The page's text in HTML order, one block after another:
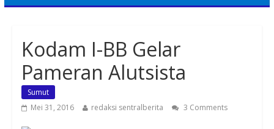
Kodam I-BB Gelar
Pameran Alutsista
Sumut
Mei 31, 2016
redaksi sentralberita 3 Comments